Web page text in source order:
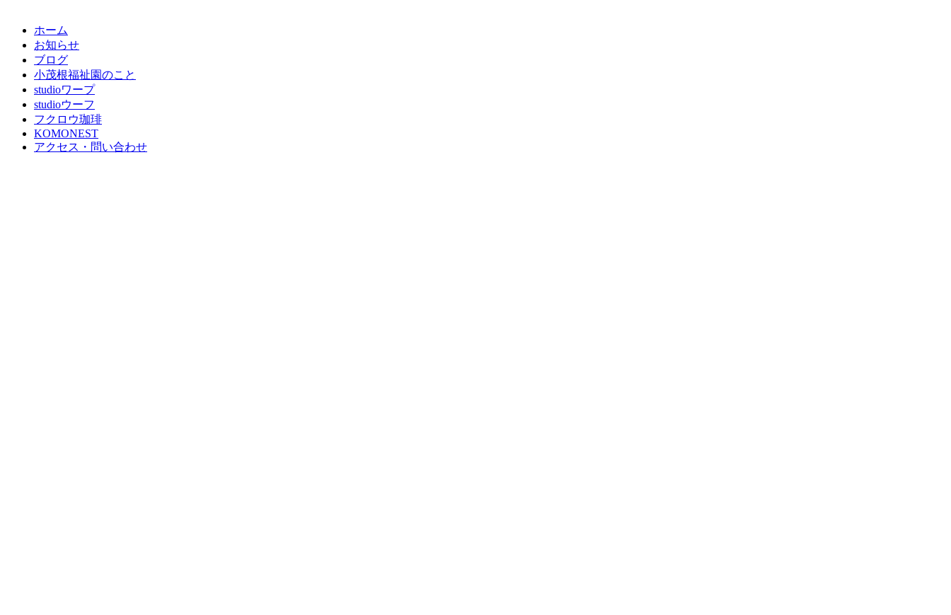
ホーム
お知らせ
ブログ
小茂根福祉園のこと
studioワープ
studioウーフ
フクロウ珈琲
KOMONEST
アクセス・問い合わせ